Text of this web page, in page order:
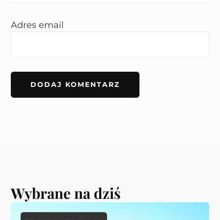
Adres email
Wybrane na dziś